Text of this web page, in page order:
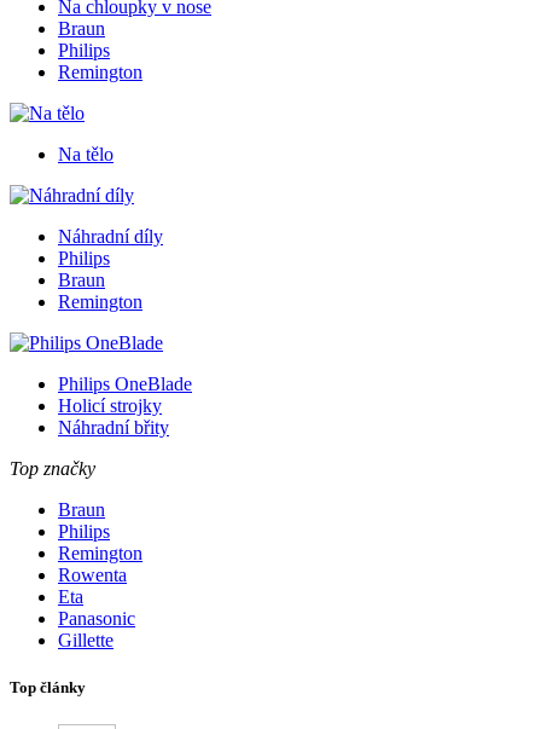
Na chloupky v nose
Braun
Philips
Remington
Na tělo
Náhradní díly
Philips
Braun
Remington
Philips OneBlade
Holicí strojky
Náhradní břity
Top značky
Braun
Philips
Remington
Rowenta
Eta
Panasonic
Gillette
Top články